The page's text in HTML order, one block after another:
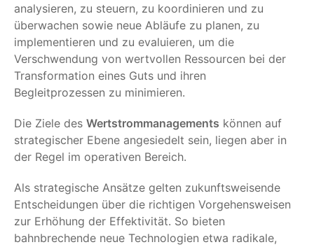
analysieren, zu steuern, zu koordinieren und zu
überwachen sowie neue Abläufe zu planen, zu
implementieren und zu evaluieren, um die
Verschwendung von wertvollen Ressourcen bei der
Transformation eines Guts und ihren
Begleitprozessen zu minimieren.
Die Ziele des Wertstrommanagements können auf
strategischer Ebene angesiedelt sein, liegen aber in
der Regel im operativen Bereich.
Als strategische Ansätze gelten zukunftsweisende
Entscheidungen über die richtigen Vorgehensweisen
zur Erhöhung der Effektivität. So bieten
bahnbrechende neue Technologien etwa radikale,